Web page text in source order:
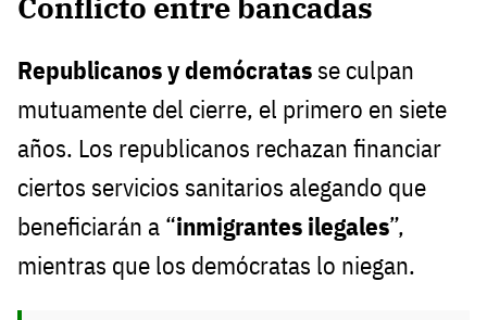
Republicanos y demócratas se culpan
mutuamente del cierre, el primero en siete
años. Los republicanos rechazan financiar
ciertos servicios sanitarios alegando que
beneficiarán a “inmigrantes ilegales”,
mientras que los demócratas lo niegan.